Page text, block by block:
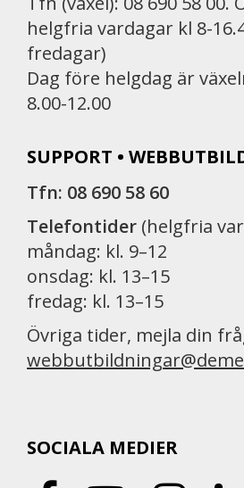
helgfria vardagar kl 8-
fredagar)
Dag före helgdag är
8.00-12.00
SUPPORT •
Tfn: 08 690 58 60
Telefontider (helgfria
måndag: kl. 9–12
onsdag: kl. 13–15
fredag: kl. 13–15
Övriga tider, mejla din
SOCIALA MEDIER